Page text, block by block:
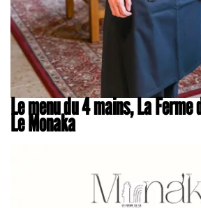
Le menu du 4 mains, La
Le Monaka